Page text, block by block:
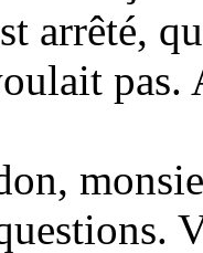
arrêté,
pas.